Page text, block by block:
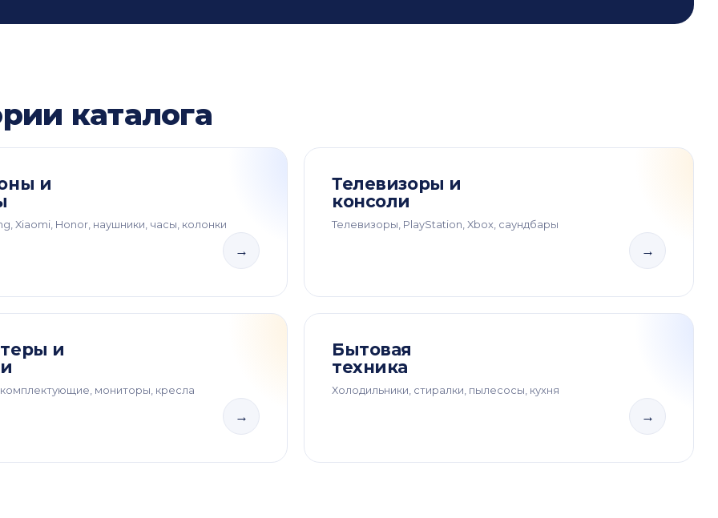
каталога
и
Xiaomi, Honor, наушники, часы, колонки
→
Телевизоры и
консоли
Телевизоры, PlayStation, Xbox, саундбары
→
и
комплектующие, мониторы, кресла
→
Бытовая
техника
Холодильники, стиралки, пылесосы, кухня
→